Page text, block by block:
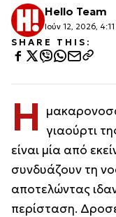
Hello Team
Ιούν 12, 2026,
SHARE THIS:
Η γιαούρτι
είναι μία από
συνδυάζουν τη
αποτελώντας
περίσταση.